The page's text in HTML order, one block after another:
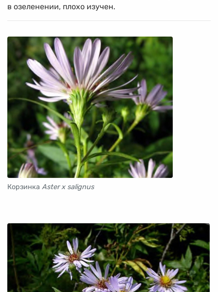
в озеленении, плохо изучен.
Корзинка Aster x salignus